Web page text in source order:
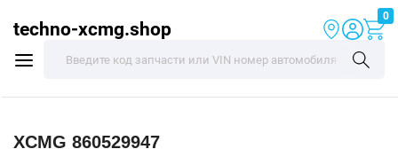
techno-xcmg.shop
0
XCMG 860529947